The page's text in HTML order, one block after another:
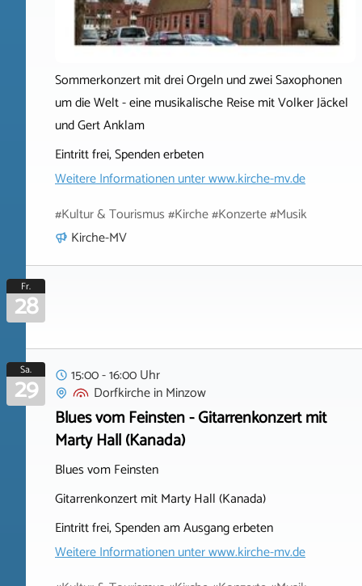
Sommerkonzert mit drei Orgeln und zwei Saxophonen
um die Welt - eine musikalische Reise mit Volker Jäckel
und Gert Anklam
Eintritt frei, Spenden erbeten
Weitere Informationen unterwww.kirche-mv.de
#Kultur & Tourismus #Kirche #Konzerte #Musik
Kirche-MV
Fr.
28
Sa.
29
15:00 - 16:00 Uhr
DorfkircheinMinzow
Blues vom Feinsten - Gitarrenkonzert mit
Marty Hall (Kanada)
Blues vom Feinsten
Gitarrenkonzert mit Marty Hall (Kanada)
Eintritt frei, Spenden am Ausgang erbeten
Weitere Informationen unterwww.kirche-mv.de